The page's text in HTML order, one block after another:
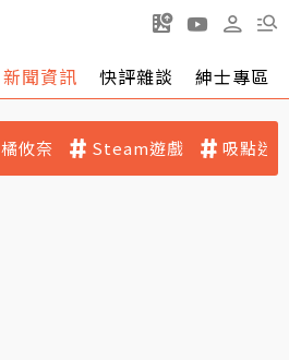
新聞資訊 快評雜談 紳士專區
橘攸奈 Steam遊戲 吸點迷